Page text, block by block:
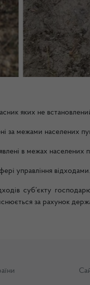
яких не
за межами населених
в межах населених
управління відходами.
суб’єкту
за рахунок